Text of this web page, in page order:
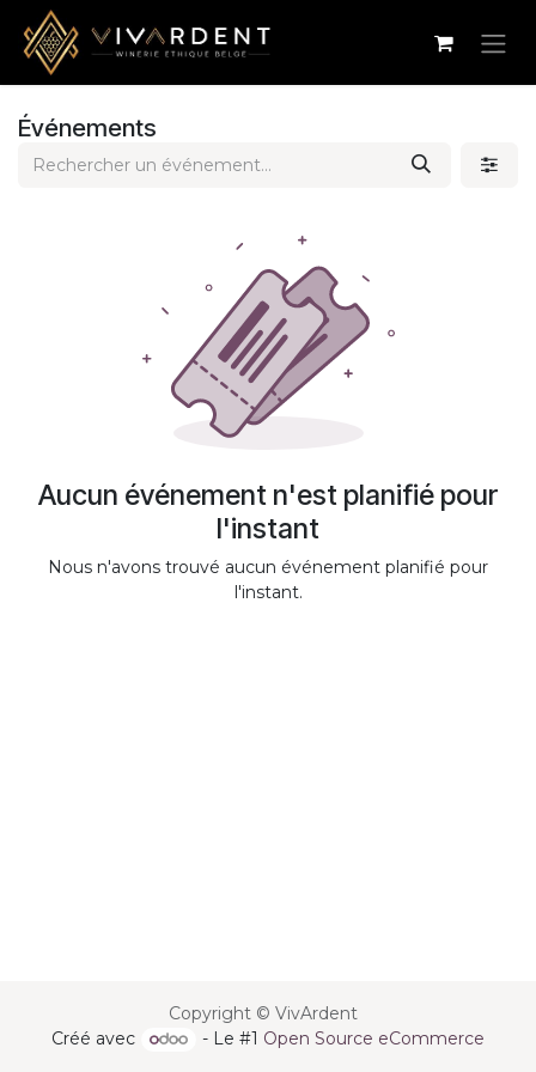
Se rendre au contenu
Événements
Aucun événement n'est planifié pour
l'instant
Nous n'avons trouvé aucun événement planifié pour
l'instant.
Copyright © VivArdent
Créé avec
- Le #1 Open Source eCommerce